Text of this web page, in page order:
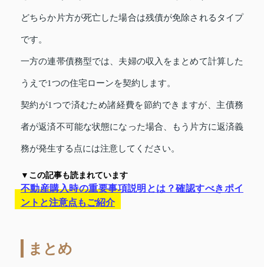
どちらか片方が死亡した場合は残債が免除されるタイプ
です。
一方の連帯債務型では、夫婦の収入をまとめて計算した
うえで1つの住宅ローンを契約します。
契約が1つで済むため諸経費を節約できますが、主債務
者が返済不可能な状態になった場合、もう片方に返済義
務が発生する点には注意してください。
▼この記事も読まれています
不動産購入時の重要事項説明とは？確認すべきポイ
ントと注意点もご紹介
まとめ